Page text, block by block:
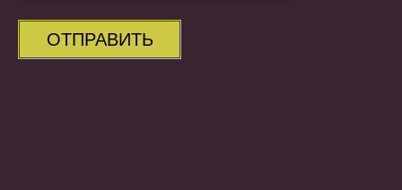
ОТПРАВИТЬ